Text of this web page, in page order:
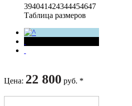
394041424344454647
Таблица размеров
Цена: 22 800 руб. *